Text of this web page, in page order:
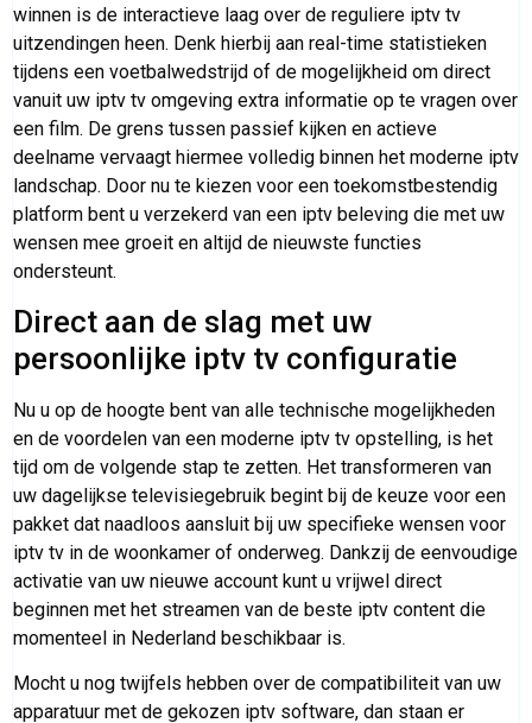
winnen is de interactieve laag over de reguliere iptv tv
uitzendingen heen. Denk hierbij aan real-time statistieken
tijdens een voetbalwedstrijd of de mogelijkheid om direct
vanuit uw iptv tv omgeving extra informatie op te vragen over
een film. De grens tussen passief kijken en actieve
deelname vervaagt hiermee volledig binnen het moderne iptv
landschap. Door nu te kiezen voor een toekomstbestendig
platform bent u verzekerd van een iptv beleving die met uw
wensen mee groeit en altijd de nieuwste functies
ondersteunt.
Direct aan de slag met uw
persoonlijke iptv tv configuratie
Nu u op de hoogte bent van alle technische mogelijkheden
en de voordelen van een moderne iptv tv opstelling, is het
tijd om de volgende stap te zetten. Het transformeren van
uw dagelijkse televisiegebruik begint bij de keuze voor een
pakket dat naadloos aansluit bij uw specifieke wensen voor
iptv tv in de woonkamer of onderweg. Dankzij de eenvoudige
activatie van uw nieuwe account kunt u vrijwel direct
beginnen met het streamen van de beste iptv content die
momenteel in Nederland beschikbaar is.
Mocht u nog twijfels hebben over de compatibiliteit van uw
apparatuur met de gekozen iptv software, dan staan er